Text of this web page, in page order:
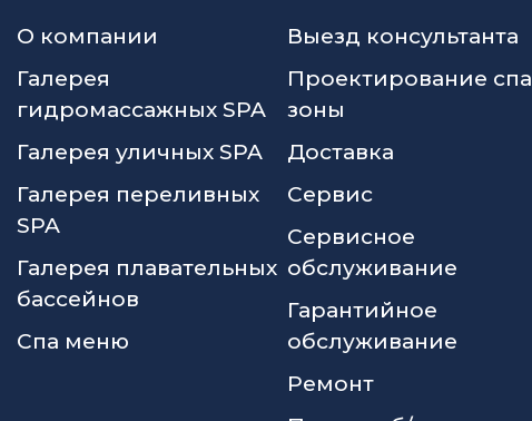
О компании
Галерея
гидромассажных SPA
Галерея уличных SPA
Галерея переливных
SPA
Галерея плавательных
бассейнов
Спа меню
Выезд консультанта
Проектирование спа
зоны
Доставка
Сервис
Сервисное
обслуживание
Гарантийное
обслуживание
Ремонт